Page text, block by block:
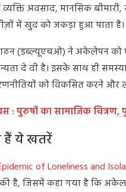
अवसाद, मानसिक
में खुद को जकड़ा हुआ पाता
(डब्ल्यूएचओ) ने अकेलेपन को
दे दी है। इसके साथ ही
रणनीतियों को विकसित करने
: पुरुषों का सामाजिक चित्रण,
ये खतरें
of Loneliness and
की है, जिसमें कहा गया है कि